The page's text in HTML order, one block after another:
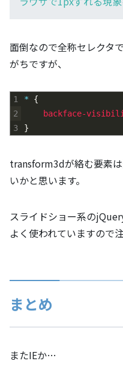
面倒なので全称セレクタ
がちですが、
1
2
3
* {
backface-
}
transform3dが絡む要素
いかと思います。
スライドショー系の
よく使われていますので
まとめ
またIEか…